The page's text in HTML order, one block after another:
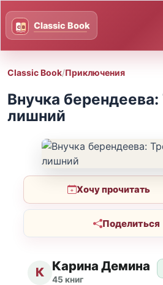
Classic Book/Приключения
Внучка
лишний
Хочу прочитать
Поделиться
К Карина Демина
45 книг